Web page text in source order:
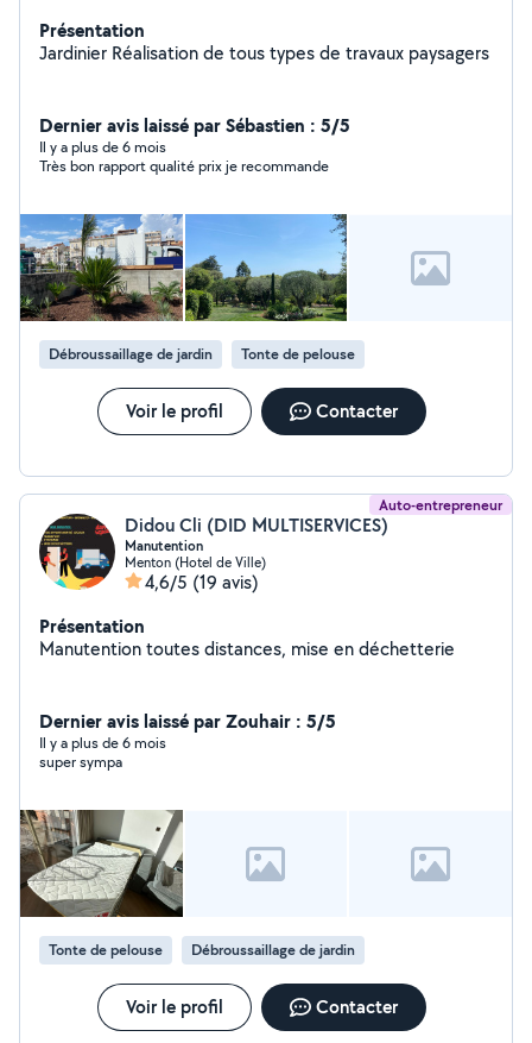
Présentation
Jardinier Réalisation de tous types de travaux paysagers
Dernier avis laissé par Sébastien : 5/5
Il y a plus de 6 mois
Très bon rapport qualité prix je recommande
Débroussaillage de jardin Tonte de pelouse
Voir le profil Contacter
Auto-entrepreneur
Didou Cli (DID MULTISERVICES)
Manutention
Menton (Hotel de Ville)
4,6/5 (19 avis)
Présentation
Manutention toutes distances, mise en déchetterie
Dernier avis laissé par Zouhair : 5/5
Il y a plus de 6 mois
super sympa
Tonte de pelouse Débroussaillage de jardin
Voir le profil Contacter